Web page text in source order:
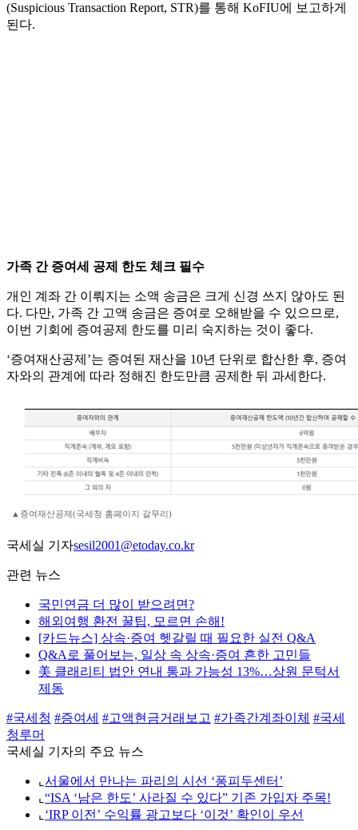
(Suspicious Transaction Report, STR)를 통해 KoFIU에 보고하게
된다.
가족 간 증여세 공제 한도 체크 필수
개인 계좌 간 이뤄지는 소액 송금은 크게 신경 쓰지 않아도 된
다. 다만, 가족 간 고액 송금은 증여로 오해받을 수 있으므로,
이번 기회에 증여공제 한도를 미리 숙지하는 것이 좋다.
‘증여재산공제’는 증여된 재산을 10년 단위로 합산한 후, 증여
자와의 관계에 따라 정해진 한도만큼 공제한 뒤 과세한다.
▲증여재산공제(국세청 홈페이지 갈무리)
국세실 기자sesil2001@etoday.co.kr
관련 뉴스
국민연금 더 많이 받으려면?
해외여행 환전 꿀팁, 모르면 손해!
[카드뉴스] 상속·증여 헷갈릴 때 필요한 실전 Q&A
Q&A로 풀어보는, 일상 속 상속·증여 흔한 고민들
美 클래리티 법안 연내 통과 가능성 13%…상원 문턱서
제동
#국세청 #증여세 #고액현금거래보고 #가족간계좌이체 #국세
청루머
국세실 기자의 주요 뉴스
⌞ 서울에서 만나는 파리의 시선 ‘퐁피두센터’
⌞ “ISA ‘남은 한도’ 사라질 수 있다” 기존 가입자 주목!
⌞ ‘IRP 이전’ 수익률 광고보다 ‘이것’ 확인이 우선